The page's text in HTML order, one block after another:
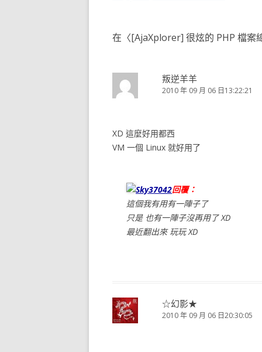
覽
在〈[AjaXplorer] 很炫的 PHP 檔案
叛逆羊羊
2010 年 09 月 06 日13:22:21
XD 這麼好用都西
VM 一個 Linux 就好用了
Sky37042回覆：
這個我有用有一陣子了
只是 也有一陣子沒再用了 XD
最近翻出來 玩玩 XD
☆幻影★
2010 年 09 月 06 日20:30:05